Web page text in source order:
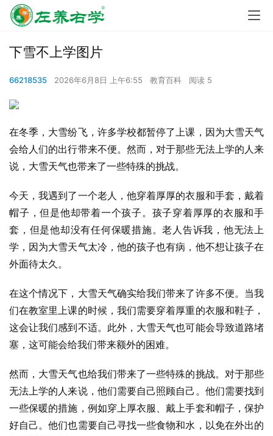
下雪不上学图片
66218535 2026年6月8日 上午6:55 教育百科 阅读 5
在冬季，大雪纷飞，许多学校都暂停了上课，因为大雪天气
会给人们的出行带来不便。然而，对于那些无法上学的人来
说，大雪天气也带来了一些特殊的挑战。
今天，我遇到了一个老人，他穿着厚厚的衣服和手套，戴着
帽子，但是他却带着一个孩子。孩子穿着厚厚的衣服和手
套，但是他却没有任何保暖措施。老人告诉我，他无法上
学，因为大雪天气太冷，他的孩子也有病，他不想让孩子在
外面待太久。
在这个情况下，大雪天气确实给我们带来了许多不便。当我
们在教室里上课的时候，我们需要穿着厚重的衣服和鞋子，
这会让我们感到不适。此外，大雪天气也可能会导致道路堵
塞，这可能会给我们带来额外的困难。
然而，大雪天气也给我们带来了一些特殊的挑战。对于那些
无法上学的人来说，他们需要自己照顾自己。他们需要找到
一些保暖的措施，例如穿上厚衣服、戴上手套和帽子，保护
好自己。他们也需要自己寻找一些食物和水，以免在外出的